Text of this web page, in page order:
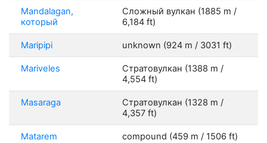
Mandalagan,
который
Сложный вулкан (1885 m /
6,184 ft)
Maripipi unknown (924 m / 3031 ft)
Mariveles
Стратовулкан (1388 m /
4,554 ft)
Masaraga
Стратовулкан (1328 m /
4,357 ft)
Matarem compound (459 m / 1506 ft)